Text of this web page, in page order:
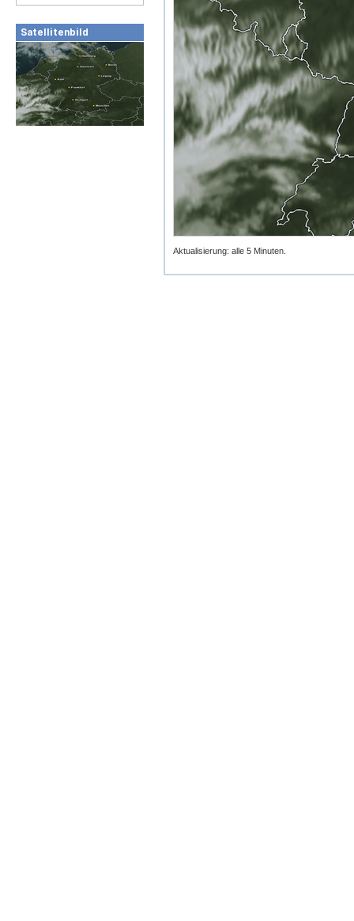
Satellitenbild
Aktualisierung: alle 5 Minuten.